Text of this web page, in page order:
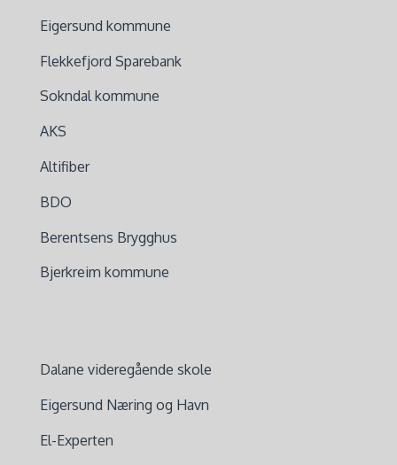
Eigersund kommune
Flekkefjord Sparebank
Sokndal kommune
AKS
Altifiber
BDO
Berentsens Brygghus
Bjerkreim kommune
Dalane videregående skole
Eigersund Næring og Havn
El-Experten